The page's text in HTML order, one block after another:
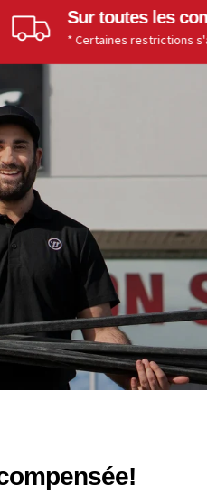
Sur toutes les
* Certaines restrictions